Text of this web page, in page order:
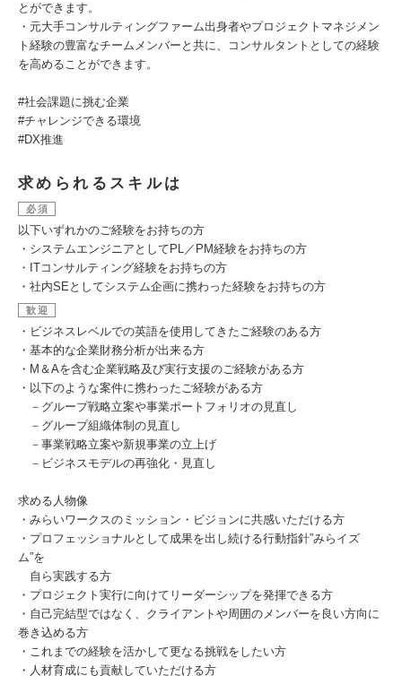
とができます。
・元大手コンサルティングファーム出身者やプロジェクトマネジメン
ト経験の豊富なチームメンバーと共に、コンサルタントとしての経験
を高めることができます。
#社会課題に挑む企業
#チャレンジできる環境
#DX推進
求められるスキルは
必須
以下いずれかのご経験をお持ちの方
・システムエンジニアとしてPL／PM経験をお持ちの方
・ITコンサルティング経験をお持ちの方
・社内SEとしてシステム企画に携わった経験をお持ちの方
歓迎
・ビジネスレベルでの英語を使用してきたご経験のある方
・基本的な企業財務分析が出来る方
・M＆Aを含む企業戦略及び実行支援のご経験がある方
・以下のような案件に携わったご経験がある方
－グループ戦略立案や事業ポートフォリオの見直し
－グループ組織体制の見直し
－事業戦略立案や新規事業の立上げ
－ビジネスモデルの再強化・見直し
求める人物像
・みらいワークスのミッション・ビジョンに共感いただける方
・プロフェッショナルとして成果を出し続ける行動指針”みらイズ
ム”を
自ら実践する方
・プロジェクト実行に向けてリーダーシップを発揮できる方
・自己完結型ではなく、クライアントや周囲のメンバーを良い方向に
巻き込める方
・これまでの経験を活かして更なる挑戦をしたい方
・人材育成にも貢献していただける方